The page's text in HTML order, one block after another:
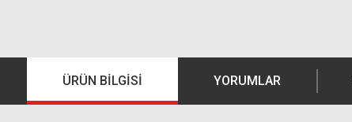
ÜRÜN BILGISI YORUMLAR